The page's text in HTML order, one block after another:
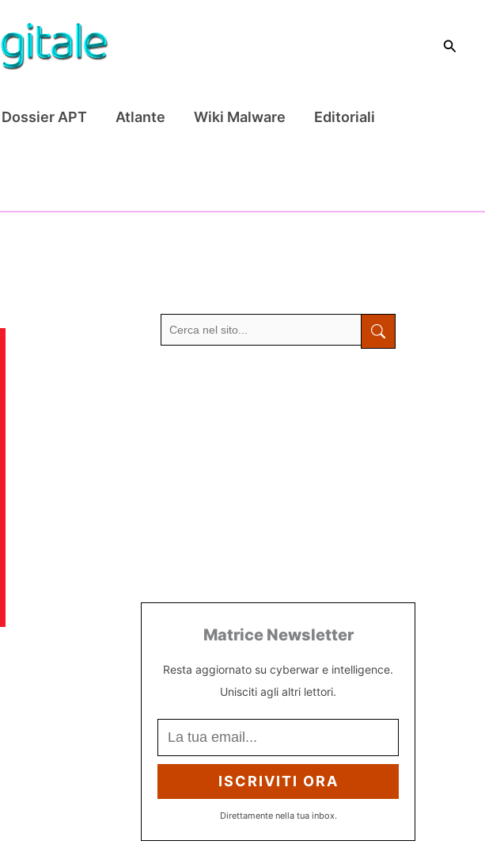
Cerca
Dossier APT Atlante Wiki Malware Editoriali
Matrice Newsletter
Resta aggiornato su cyberwar e intelligence.
Unisciti agli altri lettori.
ISCRIVITI ORA
Direttamente nella tua inbox.